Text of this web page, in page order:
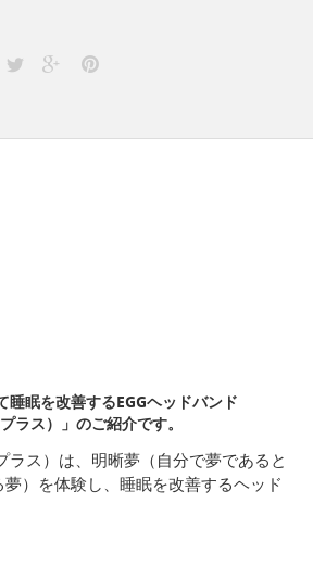
睡眠を改善するEGGヘッドバンド
ラス）」のご紹介です。
ラス）は、明晰夢（自分で夢であると
）を体験し、睡眠を改善するヘッド